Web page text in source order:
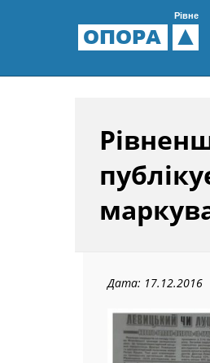
ОПОРА
Рівне
Дата: 17.12.2016